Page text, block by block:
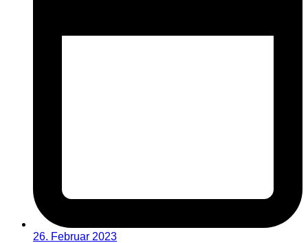
26. Februar 2023